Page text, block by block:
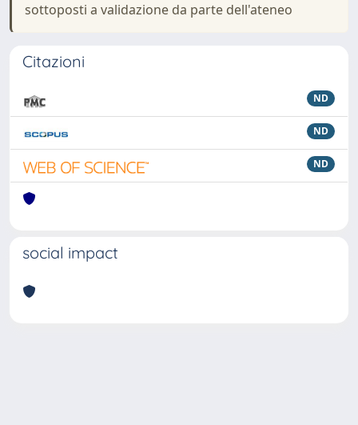
sottoposti a validazione da parte dell'ateneo
Citazioni
ND
ND
ND
social impact